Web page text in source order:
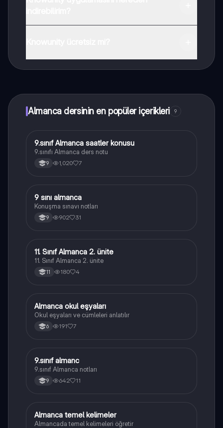
Almanca dersinin en popüler içerikleri 9
Almanca
9.sınıf Almanca saatler konusu
9.sınıfı Almanca ders notu
9 1,020 7
Almanca
9 sını almanca
Konuşma sınavı notları
9 902 31
Almanca
11. Sınıf Almanca 2. ünite
11. Sınıf Almanca 2. ünite
11 180 4
Almanca
Almanca okul eşyaları
Okul eşyaları ve cümleleri anlatılır
6 191 7
Almanca
9.sınıf almanc
9.sınıf Almanca notları
9 642 11
Almanca
Almanca temel kelimeler
Almancada temel kelimeleri öğretir